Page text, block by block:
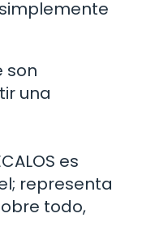
son
una
es
representa
todo,